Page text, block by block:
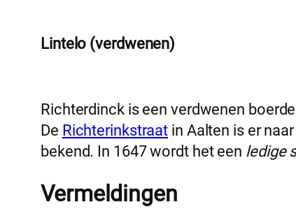
Lintelo (verdwenen)
Richterdinck is een verdwenen
De Richterinkstraat in Aalten is er
bekend. In 1647 wordt het een ledige
Vermeldingen